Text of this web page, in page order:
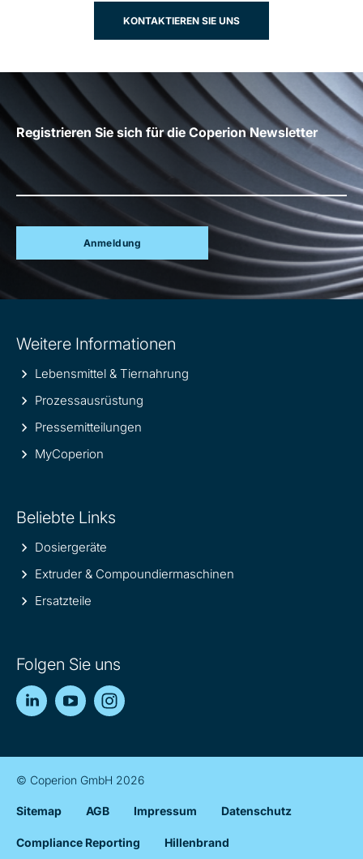
KONTAKTIEREN SIE UNS
Registrieren Sie sich für die Coperion Newsletter
Anmeldung
information
Weitere Informationen
Lebensmittel & Tiernahrung
Prozessausrüstung
Pressemitteilungen
MyCoperion
Beliebte Links
Dosiergeräte
Extruder & Compoundiermaschinen
Ersatzteile
Folgen Sie uns
LinkedInYouTube
© Coperion GmbH 2026
Sitemap AGB Impressum Datenschutz
Compliance Reporting Hillenbrand